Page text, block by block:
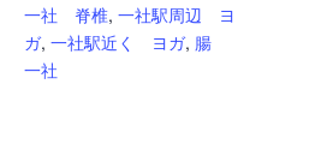
一社 脊椎, 一社駅周辺 ヨ
ガ, 一社駅近く ヨガ, 腸
一社